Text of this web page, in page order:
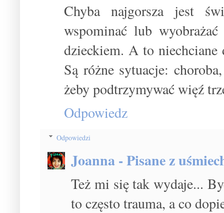
Chyba najgorsza jest
wspominać lub
dzieckiem. A to niechciane
Są różne sytuacje:
żeby podtrzymywać więź
Odpowiedz
Odpowiedzi
Joanna - Pisane z
Też mi się tak wydaje...
to często trauma, a co